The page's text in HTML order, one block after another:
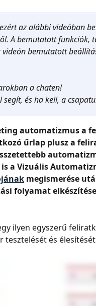
az alábbi videóban
A bemutatott funkciók,
bemutatott
a chaten!
és ha kell, a
automatizmus a
űrlap plusz a
a Vizuális
megismerése
folyamat
ilyen egyszerű
és